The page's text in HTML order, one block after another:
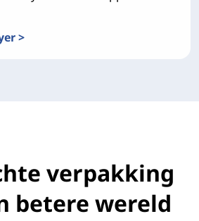
>
verpakking
betere wereld